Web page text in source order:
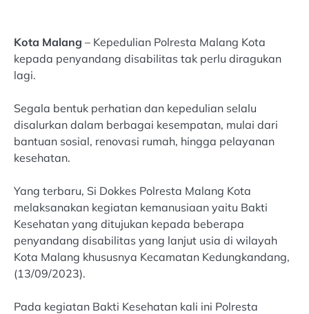
Kota Malang – Kepedulian Polresta Malang Kota
kepada penyandang disabilitas tak perlu diragukan
lagi.
Segala bentuk perhatian dan kepedulian selalu
disalurkan dalam berbagai kesempatan, mulai dari
bantuan sosial, renovasi rumah, hingga pelayanan
kesehatan.
Yang terbaru, Si Dokkes Polresta Malang Kota
melaksanakan kegiatan kemanusiaan yaitu Bakti
Kesehatan yang ditujukan kepada beberapa
penyandang disabilitas yang lanjut usia di wilayah
Kota Malang khususnya Kecamatan Kedungkandang,
(13/09/2023).
Pada kegiatan Bakti Kesehatan kali ini Polresta